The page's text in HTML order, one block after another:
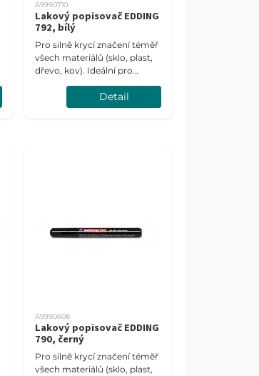
A9990710
Lakový popisovač EDDING
792, bílý
Pro silně krycí značení téměř
všech materiálů (sklo, plast,
dřevo, kov). Ideální pro
tmavé a průsvitné materiály.
Šíře stopy 0,8 mm.Detail
A9990608
Lakový popisovač EDDING
790, černý
Pro silně krycí značení téměř
všech materiálů (sklo, plast,